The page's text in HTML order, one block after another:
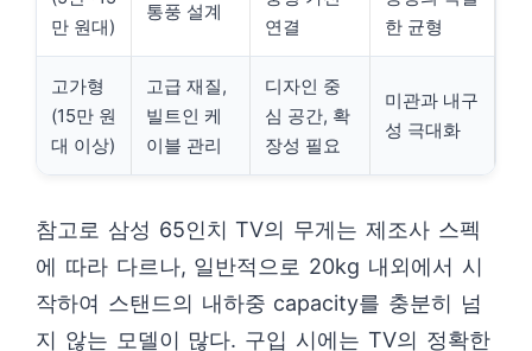
만 원대)
통풍 설계
연결
한 균형
고가형
(15만 원
대 이상)
고급 재질,
빌트인 케
이블 관리
디자인 중
심 공간, 확
장성 필요
미관과 내구
성 극대화
참고로 삼성 65인치 TV의 무게는 제조사 스펙
에 따라 다르나, 일반적으로 20kg 내외에서 시
작하여 스탠드의 내하중 capacity를 충분히 넘
지 않는 모델이 많다. 구입 시에는 TV의 정확한